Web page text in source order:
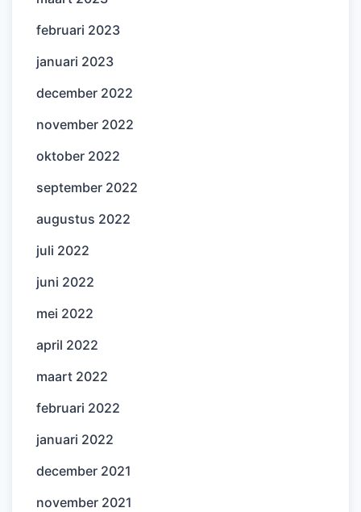
februari 2023
januari 2023
december 2022
november 2022
oktober 2022
september 2022
augustus 2022
juli 2022
juni 2022
mei 2022
april 2022
maart 2022
februari 2022
januari 2022
december 2021
november 2021